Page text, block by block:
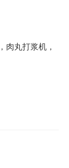
肉丸打浆机，